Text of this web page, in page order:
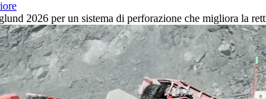
2026 per un sistema di perforazione che migliora la